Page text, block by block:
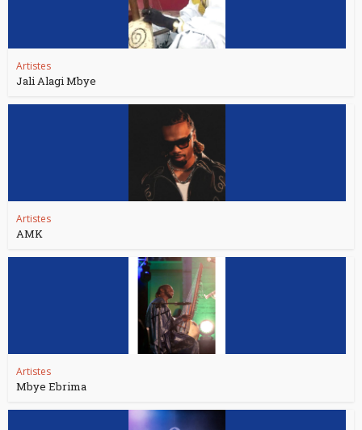
Artistes
Jali Alagi Mbye
Artistes
AMK
Artistes
Mbye Ebrima